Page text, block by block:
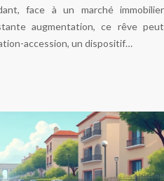
face à un marché immobilier
augmentation, ce rêve peut
accession, un dispositif…